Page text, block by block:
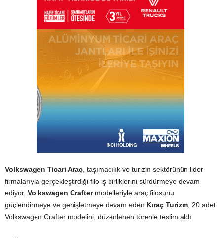
Volkswagen Ticari Araç , taşımacılık ve turizm sektörünün lider
firmalarıyla gerçekleştirdiği filo iş birliklerini sürdürmeye devam
ediyor. Volkswagen Crafter modelleriyle araç filosunu
güçlendirmeye ve genişletmeye devam eden Kıraç Turizm , 20 adet
Volkswagen Crafter modelini, düzenlenen törenle teslim aldı.